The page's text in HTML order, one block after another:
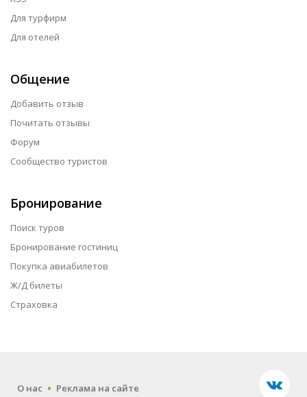
Для турфирм
Для отелей
Общение
Добавить отзыв
Почитать отзывы
Форум
Сообщество туристов
Бронирование
Поиск туров
Бронирование гостиниц
Покупка авиабилетов
Ж/Д билеты
Страховка
О нас . Реклама на сайте